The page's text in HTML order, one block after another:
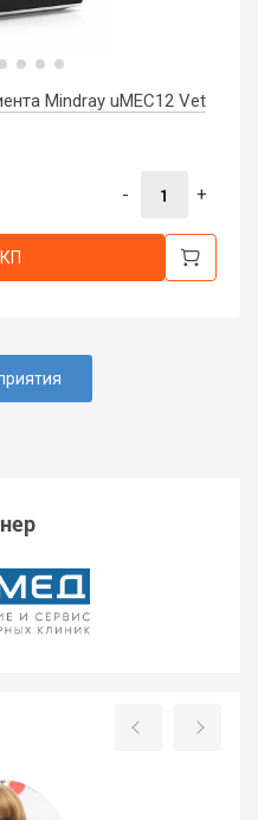
Mindray uMEC12 Vet
- +